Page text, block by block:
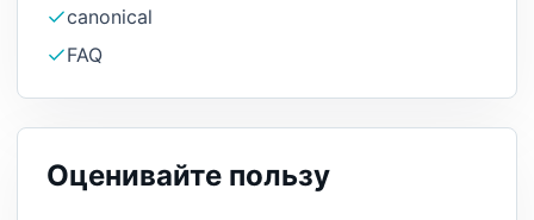
canonical
FAQ
Оценивайте пользу